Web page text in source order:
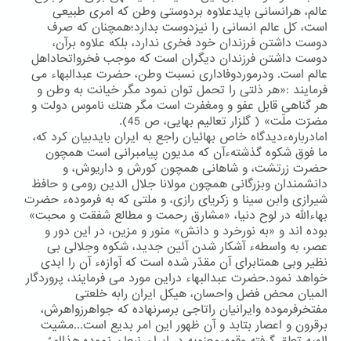
عالم، هرانسانی بایدعلاوه بردوستی وطن كه امری طبیعی
است، كل عالم انسانی را نیزدوست بدارد؛همچنان كه صرف
دوست داشتن فرزندان خود فخری ندارد، بلكه علاوه برآن،
دوست داشتن فرزندان دیگران است كه موجب فخرواتحاداهل
عالم است. ودرموردوفاداری نسبت وطن، حضرت عبدالبهاء می
فرمایند :«هر ذلتی را تحمل توان نمود مگر خیانت به وطن و
هر گناهی قابل عفو و ومغفرت است مگر هتك ناموس دولت و
مضرّت ملّت» ( گلزار تعالیم بهایی، ص 45).
امادربارهءدیدگاه خاص بهائیان راجع به ایران بایدبیان كرد كه،
ما فوق شكوه گذشتهءآن كه مدیون پیامبرانی است همچون
حضرت زرتشت، و شاهانی همچون كورش و داریوش، و
دانشمندان وبزرگانی همچون مولانا جلال الدین رومی و حافظ
شیرازی وابن سینا و زكریای رازی، و ملتی كه به فرمودهء حضرت
بهاءالله در لوح دنیا، «مشارق رحمت و مطالع شفقت و محبت»
بوده اند و «به نورخرد و دانش» منور و مزین، در این دور و
عصر، به واسطهء آشكار شدن آئین جدید، شكوه وجلالی بی
نظیر وبی همتابرای آن مقدّر شده است كه آوازهء آن را ابدی
خواهد نمود.حضرت عبدالبهاء دراین مورد می فرمایند، پروردگار
المیان محض فضل واحسان، هیكل ایران رابه خلعتی
مفتخرفرموده وایرانیان راتاجی برسرنهاده كه جواهرزواهرش،
برقرون و اعصار بتابد و آن ظهور این امر بدیع است...مشیت